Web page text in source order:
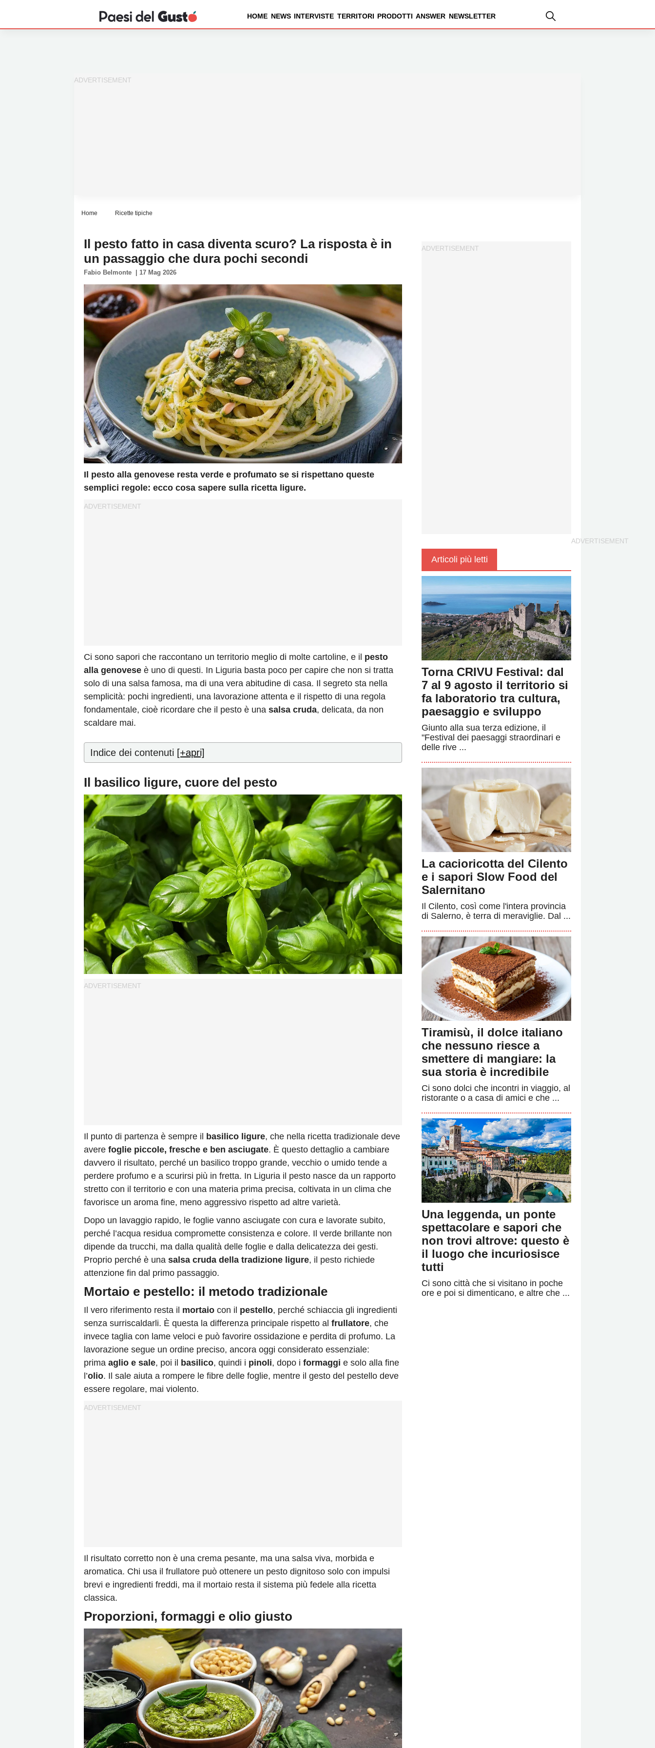
HOME NEWS INTERVISTE TERRITORI PRODOTTI ANSWER NEWSLETTER
Home Ricette tipiche
Il pesto fatto in casa diventa scuro? La risposta è in
un passaggio che dura pochi secondi
Fabio Belmonte 17 Mag 2026
Il pesto alla genovese resta verde e profumato se si rispettano queste
semplici regole: ecco cosa sapere sulla ricetta ligure.
Ci sono sapori che raccontano un territorio meglio di molte cartoline, e il pesto
alla genovese è uno di questi. In Liguria basta poco per capire che non si tratta
solo di una salsa famosa, ma di una vera abitudine di casa. Il segreto sta nella
semplicità: pochi ingredienti, una lavorazione attenta e il rispetto di una regola
fondamentale, cioè ricordare che il pesto è una salsa cruda, delicata, da non
scaldare mai.
Indice dei contenuti [+apri]
Il basilico ligure, cuore del pesto
Il punto di partenza è sempre il basilico ligure, che nella ricetta tradizionale deve
avere foglie piccole, fresche e ben asciugate. È questo dettaglio a cambiare
davvero il risultato, perché un basilico troppo grande, vecchio o umido tende a
perdere profumo e a scurirsi più in fretta. In Liguria il pesto nasce da un rapporto
stretto con il territorio e con una materia prima precisa, coltivata in un clima che
favorisce un aroma fine, meno aggressivo rispetto ad altre varietà.
Dopo un lavaggio rapido, le foglie vanno asciugate con cura e lavorate subito,
perché l’acqua residua compromette consistenza e colore. Il verde brillante non
dipende da trucchi, ma dalla qualità delle foglie e dalla delicatezza dei gesti.
Proprio perché è una salsa cruda della tradizione ligure, il pesto richiede
attenzione fin dal primo passaggio.
Mortaio e pestello: il metodo tradizionale
Il vero riferimento resta il mortaio con il pestello, perché schiaccia gli ingredienti
senza surriscaldarli. È questa la differenza principale rispetto al frullatore, che
invece taglia con lame veloci e può favorire ossidazione e perdita di profumo. La
lavorazione segue un ordine preciso, ancora oggi considerato essenziale:
prima aglio e sale, poi il basilico, quindi i pinoli, dopo i formaggi e solo alla fine
l’olio. Il sale aiuta a rompere le fibre delle foglie, mentre il gesto del pestello deve
essere regolare, mai violento.
Il risultato corretto non è una crema pesante, ma una salsa viva, morbida e
aromatica. Chi usa il frullatore può ottenere un pesto dignitoso solo con impulsi
brevi e ingredienti freddi, ma il mortaio resta il sistema più fedele alla ricetta
classica.
Proporzioni, formaggi e olio giusto
Articoli più letti
Torna CRIVU Festival: dal
7 al 9 agosto il territorio si
fa laboratorio tra cultura,
paesaggio e sviluppo
Giunto alla sua terza edizione, il
"Festival dei paesaggi straordinari e
delle rive ...
La cacioricotta del Cilento
e i sapori Slow Food del
Salernitano
Il Cilento, così come l'intera provincia
di Salerno, è terra di meraviglie. Dal ...
Tiramisù, il dolce italiano
che nessuno riesce a
smettere di mangiare: la
sua storia è incredibile
Ci sono dolci che incontri in viaggio, al
ristorante o a casa di amici e che ...
Una leggenda, un ponte
spettacolare e sapori che
non trovi altrove: questo è
il luogo che incuriosisce
tutti
Ci sono città che si visitano in poche
ore e poi si dimenticano, e altre che ...